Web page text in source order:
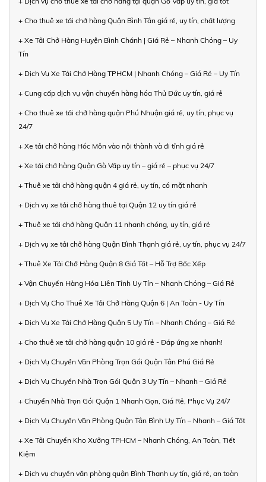
+ Cho thuê xe tải chở hàng Quận Bình Tân giá rẻ, uy tín, chất lượng
+ Xe Tải Chở Hàng Huyện Bình Chánh | Giá Rẻ – Nhanh Chóng – Uy
Tín
+ Dịch Vụ Xe Tải Chở Hàng TPHCM | Nhanh Chóng – Giá Rẻ – Uy Tín
+ Cung cấp dịch vụ vận chuyển hàng hóa Thủ Đức uy tín, giá rẻ
+ Cho thuê xe tải chở hàng quận Phú Nhuận giá rẻ, uy tín, phục vụ
24/7
+ Xe tải chở hàng Hóc Môn vào nội thành và đi tỉnh giá rẻ
+ Xe tải chở hàng Quận Gò Vấp uy tín – giá rẻ – phục vụ 24/7
+ Thuê xe tải chở hàng quận 4 giá rẻ, uy tín, có mặt nhanh
+ Dịch vụ xe tải chở hàng thuê tại Quận 12 uy tín giá rẻ
+ Thuê xe tải chở hàng Quận 11 nhanh chóng, uy tín, giá rẻ
+ Dịch vụ xe tải chở hàng Quận Bình Thạnh giá rẻ, uy tín, phục vụ 24/7
+ Thuê Xe Tải Chở Hàng Quận 8 Giá Tốt – Hỗ Trợ Bốc Xếp
+ Vận Chuyển Hàng Hóa Liên Tỉnh Uy Tín – Nhanh Chóng – Giá Rẻ
+ Dịch Vụ Cho Thuê Xe Tải Chở Hàng Quận 6 | An Toàn - Uy Tín
+ Dịch Vụ Xe Tải Chở Hàng Quận 5 Uy Tín – Nhanh Chóng – Giá Rẻ
+ Cho thuê xe tải chở hàng quận 10 giá rẻ - Đáp ứng xe nhanh!
+ Dịch Vụ Chuyển Văn Phòng Trọn Gói Quận Tân Phú Giá Rẻ
+ Dịch Vụ Chuyển Nhà Trọn Gói Quận 3 Uy Tín – Nhanh – Giá Rẻ
+ Chuyển Nhà Trọn Gói Quận 1 Nhanh Gọn, Giá Rẻ, Phục Vụ 24/7
+ Dịch Vụ Chuyển Văn Phòng Quận Tân Bình Uy Tín – Nhanh – Giá Tốt
+ Xe Tải Chuyển Kho Xưởng TPHCM – Nhanh Chóng, An Toàn, Tiết
Kiệm
+ Dịch vụ chuyển văn phòng quận Bình Thạnh uy tín, giá rẻ, an toàn